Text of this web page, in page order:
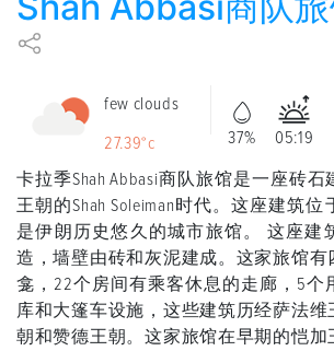
few clouds
27.39°c
37% 05:19
卡拉季Shah Abbasi商队旅馆是一座砖
王朝的Shah Soleiman时代。这座建筑位
是伊朗历史悠久的城市旅馆。 这座建
造，墙壁由砖和灰泥建成。这家旅馆有
龛，22个房间有乘客休息的走廊，5个
库和大篷车设施，这些建筑历经萨法
朝和赞德王朝。这家旅馆在早期的恺加